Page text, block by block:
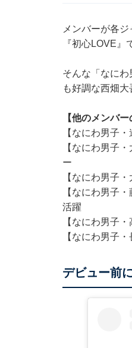
メンバーが各
『初心LOVE』
そんな「なに
も好調な西畑大
【他のメンバ
【なにわ男子
【なにわ男子
ー
【なにわ男子
【なにわ男子
活躍
【なにわ男子
【なにわ男子
デビュー前